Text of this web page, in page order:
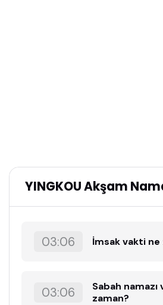
YINGKOU Akşam
03:06 İmsak vakti ne
03:06
Sabah namazı
zaman?